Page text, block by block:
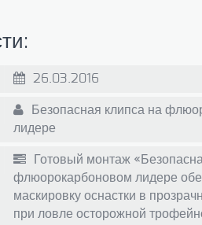
26.03.2016
Безопасная клипса на
лидере
Готовый монтаж
флюорокарбоновом лидере
маскировку оснастки в
при ловле осторожной